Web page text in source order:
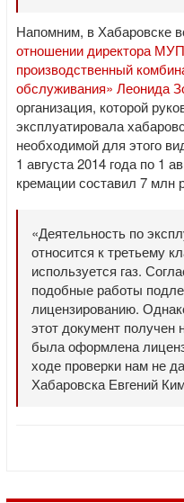
Напомним, в Хабаровске
отношении директора
производственный
обслуживания» Леонида
организация, которой
эксплуатировала
необходимой для этого
1 августа 2014 года по 1
кремации составил 7 млн
«Деятельность по
относится к третьему
используется газ.
подобные работы
лицензированию.
этот документ
была оформлена
ходе проверки нам не
Хабаровска Евгений